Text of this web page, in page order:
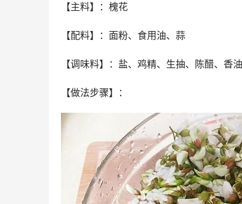
【主料】：槐花
【配料】：面粉、食用油、蒜
【调味料】：盐、鸡精、生抽、陈醋、香油
【做法步骤】：